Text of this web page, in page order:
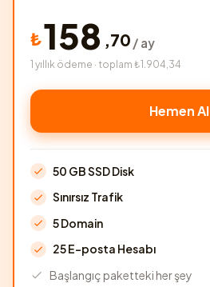
₺158 ,70 / ay
1 yıllık ödeme · toplam ₺1.904,34
Hemen Al
50 GB SSD Disk
Sınırsız Trafik
5 Domain
25 E-posta Hesabı
Başlangıç paketteki her şey